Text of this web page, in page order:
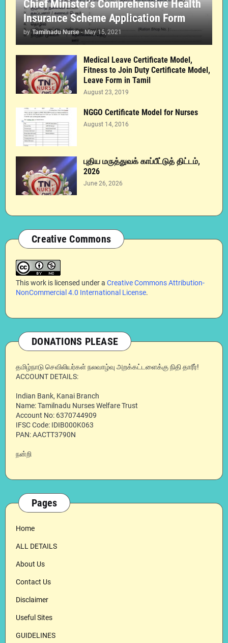
Chief Minister's Comprehensive Health
Insurance Scheme Application Form
by Tamilnadu Nurse - May 15, 2021
Medical Leave Certificate Model,
Fitness to Join Duty Certificate Model,
Leave Form in Tamil
August 23, 2019
NGGO Certificate Model for Nurses
August 14, 2016
புதிய மருத்துவக் காப்பீட்டுத் திட்டம்,
2026
June 26, 2026
Creative Commons
This work is licensed under a Creative Commons Attribution-
NonCommercial 4.0 International License.
DONATIONS PLEASE
தமிழ்நாடு செவிலியர்கள் நலவாழ்வு அறக்கட்டளைக்கு நிதி தாரீர்!
ACCOUNT DETAILS:
Indian Bank, Kanai Branch
Name: Tamilnadu Nurses Welfare Trust
Account No: 6370744909
IFSC Code: IDIB000K063
PAN: AACTT3790N
நன்றி
Pages
Home
ALL DETAILS
About Us
Contact Us
Disclaimer
Useful Sites
GUIDELINES